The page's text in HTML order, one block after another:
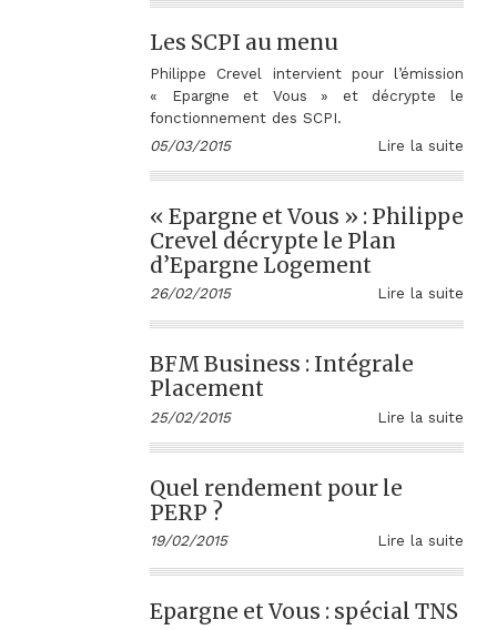
Les SCPI au menu
Philippe Crevel intervient pour l’émission
« Epargne et Vous » et décrypte le
fonctionnement des SCPI.
05/03/2015
Lire la suite
« Epargne et Vous » : Philippe
Crevel décrypte le Plan
d’Epargne Logement
26/02/2015 Lire la suite
BFM Business : Intégrale
Placement
25/02/2015 Lire la suite
Quel rendement pour le
PERP ?
19/02/2015 Lire la suite
Epargne et Vous : spécial TNS